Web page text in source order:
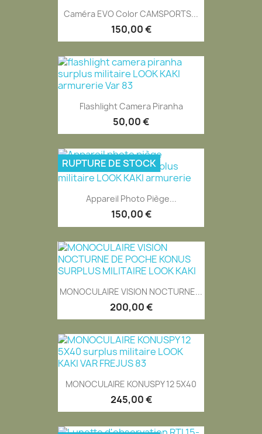
Caméra EVO Color CAMSPORTS...
150,00 €
Flashlight Camera Piranha
50,00 €
Appareil Photo Piège...
150,00 €
RUPTURE DE STOCK
MONOCULAIRE VISION NOCTURNE...
200,00 €
MONOCULAIRE KONUSPY 12 5X40
245,00 €